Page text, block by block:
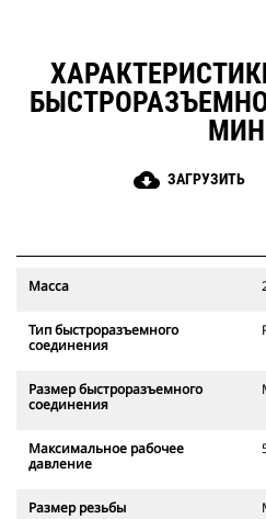
cloud_download ЗАГРУЗИТЬ
Масса
Тип быстроразъемного
соединения
Размер быстроразъемного
соединения
Максимальное рабочее
давление
Размер резьбы